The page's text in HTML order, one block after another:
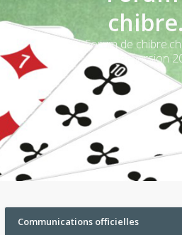
Forum de
et version
Communications officielles